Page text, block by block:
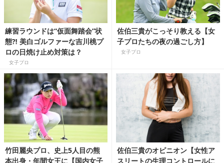
練習ラウンドは“仮面舞踏会”状
態⁈ 美白ゴルファーな吉川桃プ
ロの日焼け止め対策は？
女子プロ
佐伯三貴がこっそり教える【女
子プロたちの夜の過ごし方】
女子プロ
竹田麗央プロ、史上5人目の熊
本出身・年間女王に【国内女子
佐伯三貴のオピニオン【女性ア
スリートの生理コントロールに